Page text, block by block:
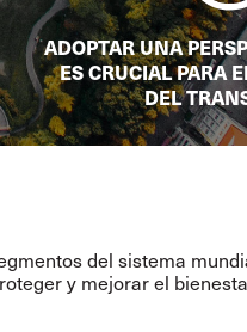
ADOPTAR UNA
ES CRUCIAL PARA
DEL
del sistema
y mejorar el